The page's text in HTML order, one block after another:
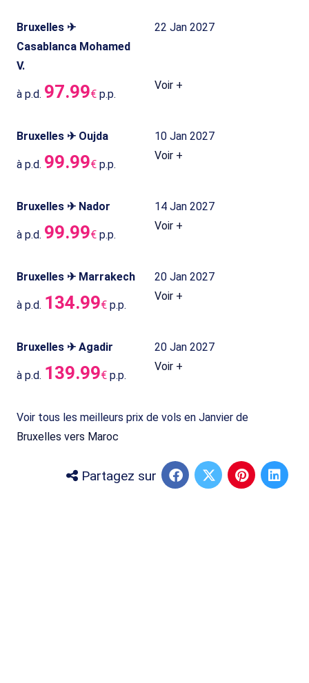
Bruxelles ✈
Casablanca Mohamed
V.
22 Jan 2027
à p.d. 97.99€ p.p.
Voir +
Bruxelles ✈ Oujda 10 Jan 2027
à p.d. 99.99€ p.p.
Voir +
Bruxelles ✈ Nador 14 Jan 2027
à p.d. 99.99€ p.p.
Voir +
Bruxelles ✈ Marrakech 20 Jan 2027
à p.d. 134.99€ p.p.
Voir +
Bruxelles ✈ Agadir 20 Jan 2027
à p.d. 139.99€ p.p.
Voir +
Voir tous les meilleurs prix de vols en Janvier de
Bruxelles vers Maroc
Partagez sur